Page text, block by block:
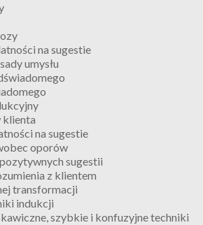
na sugestie
umysłu
klienta
na sugestie
oporów
sugestii
z klientem
transformacji
indukcji
szybkie i konfuzyjne techniki